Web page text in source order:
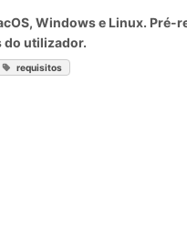
Windows e Linux.
do utilizador.
requisitos